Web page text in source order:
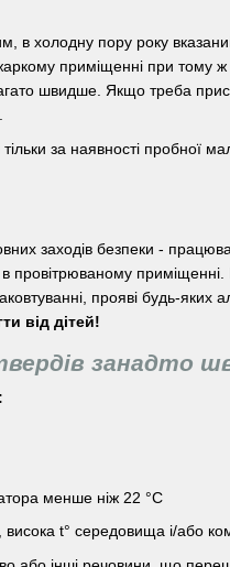
в холодну пору року
приміщенні при тому ж
швидше. Якщо треба
за наявності пробної
заходів безпеки -
в провітрюваному
прояві будь-яких
від дітей!
занадто
менше ніж 22 °С
висока t° середовища і/або